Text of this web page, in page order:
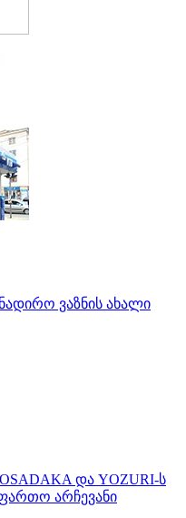
ვაზნის ახალი
და YOZURI-ს
არჩევანი